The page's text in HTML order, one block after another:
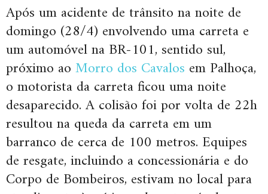
Após um acidente de trânsito na noite de
domingo (28/4) envolvendo uma carreta e
um automóvel na BR-101, sentido sul,
próximo aoMorro dos Cavalos em Palhoça,
o motorista da carreta ficou uma noite
desaparecido. A colisão foi por volta de 22h
resultou na queda da carreta em um
barranco de cerca de 100 metros. Equipes
de resgate, incluindo a concessionária e do
Corpo de Bombeiros, estivam no local para